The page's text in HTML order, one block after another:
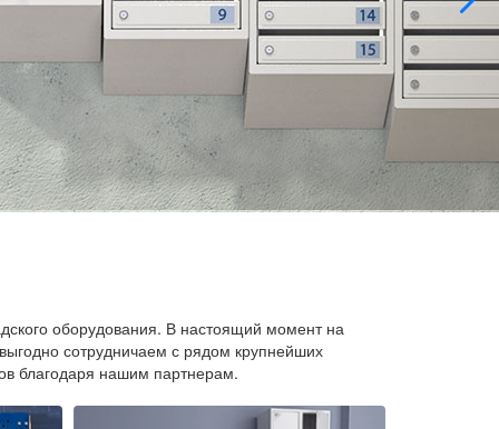
оборудования. В настоящий момент на
сотрудничаем с рядом крупнейших
благодаря нашим партнерам.